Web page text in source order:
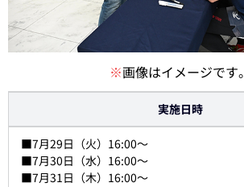
※画像はイメージです。
実施日時
■7月29日（火）16:00～
■7月30日（水）16:00～
■7月31日（木）16:00～